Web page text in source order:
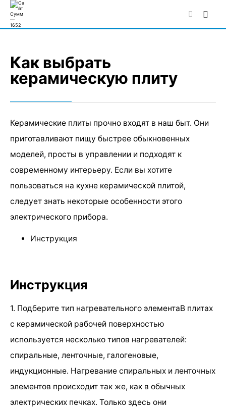
Skip
to
Как выбрать
керамическую плиту
Керамические плиты прочно входят в наш быт. Они
приготавливают пищу быстрее обыкновенных
моделей, просты в управлении и подходят к
современному интерьеру. Если вы хотите
пользоваться на кухне керамической плитой,
следует знать некоторые особенности этого
электрического прибора.
Инструкция
Инструкция
1. Подберите тип нагревательного элементаВ плитах
с керамической рабочей поверхностью
используется несколько типов нагревателей:
спиральные, ленточные, галогеновые,
индукционные. Нагревание спиральных и ленточных
элементов происходит так же, как в обычных
электрических печках. Только здесь они